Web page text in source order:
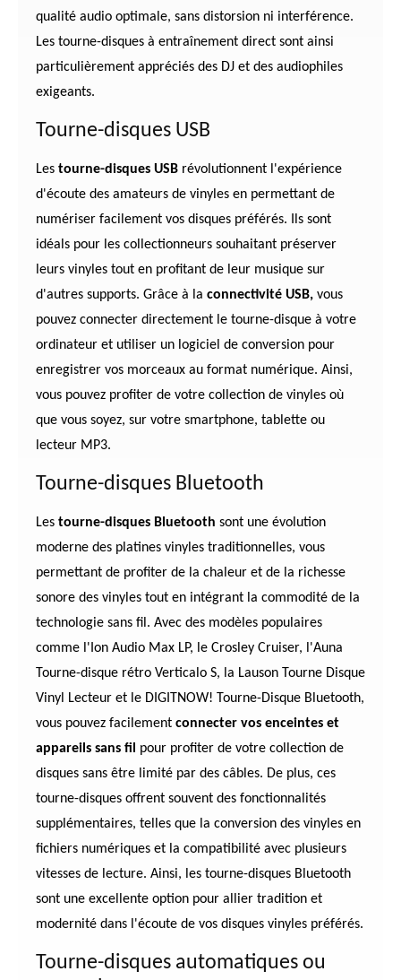
qualité audio optimale, sans distorsion ni interférence.
Les tourne-disques à entraînement direct sont ainsi
particulièrement appréciés des DJ et des audiophiles
exigeants.
Tourne-disques USB
Les tourne-disques USB révolutionnent l'expérience
d'écoute des amateurs de vinyles en permettant de
numériser facilement vos disques préférés. Ils sont
idéals pour les collectionneurs souhaitant préserver
leurs vinyles tout en profitant de leur musique sur
d'autres supports. Grâce à la connectivité USB, vous
pouvez connecter directement le tourne-disque à votre
ordinateur et utiliser un logiciel de conversion pour
enregistrer vos morceaux au format numérique. Ainsi,
vous pouvez profiter de votre collection de vinyles où
que vous soyez, sur votre smartphone, tablette ou
lecteur MP3.
Tourne-disques Bluetooth
Les tourne-disques Bluetooth sont une évolution
moderne des platines vinyles traditionnelles, vous
permettant de profiter de la chaleur et de la richesse
sonore des vinyles tout en intégrant la commodité de la
technologie sans fil. Avec des modèles populaires
comme l'Ion Audio Max LP, le Crosley Cruiser, l'Auna
Tourne-disque rétro Verticalo S, la Lauson Tourne Disque
Vinyl Lecteur et le DIGITNOW! Tourne-Disque Bluetooth,
vous pouvez facilement connecter vos enceintes et
appareils sans fil
pour profiter de votre collection de
disques sans être limité par des câbles. De plus, ces
tourne-disques offrent souvent des fonctionnalités
supplémentaires, telles que la conversion des vinyles en
fichiers numériques et la compatibilité avec plusieurs
vitesses de lecture. Ainsi, les tourne-disques Bluetooth
sont une excellente option pour allier tradition et
modernité dans l'écoute de vos disques vinyles préférés.
Tourne-disques automatiques ou